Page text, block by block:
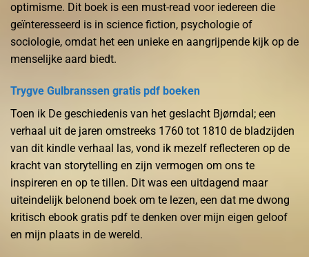
optimisme. Dit boek is een must-read voor iedereen die
geïnteresseerd is in science fiction, psychologie of
sociologie, omdat het een unieke en aangrijpende kijk op de
menselijke aard biedt.
Trygve Gulbranssen gratis pdf boeken
Toen ik De geschiedenis van het geslacht Bjørndal; een
verhaal uit de jaren omstreeks 1760 tot 1810 de bladzijden
van dit kindle verhaal las, vond ik mezelf reflecteren op de
kracht van storytelling en zijn vermogen om ons te
inspireren en op te tillen. Dit was een uitdagend maar
uiteindelijk belonend boek om te lezen, een dat me dwong
kritisch ebook gratis pdf te denken over mijn eigen geloof
en mijn plaats in de wereld.